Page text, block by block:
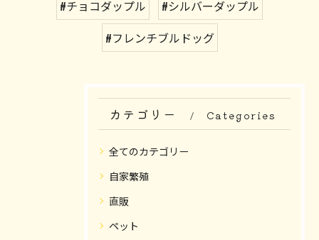
#チョコダップル
#シルバーダップル
#フレンチブルドッグ
カテゴリー Categories
全てのカテゴリー
自家繁殖
直販
ペット